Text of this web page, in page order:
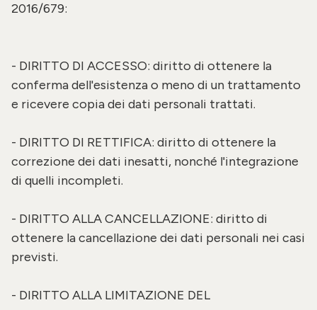
2016/679:
- DIRITTO DI ACCESSO: diritto di ottenere la
conferma dell'esistenza o meno di un trattamento
e ricevere copia dei dati personali trattati.
- DIRITTO DI RETTIFICA: diritto di ottenere la
correzione dei dati inesatti, nonché l'integrazione
di quelli incompleti.
- DIRITTO ALLA CANCELLAZIONE: diritto di
ottenere la cancellazione dei dati personali nei casi
previsti.
- DIRITTO ALLA LIMITAZIONE DEL